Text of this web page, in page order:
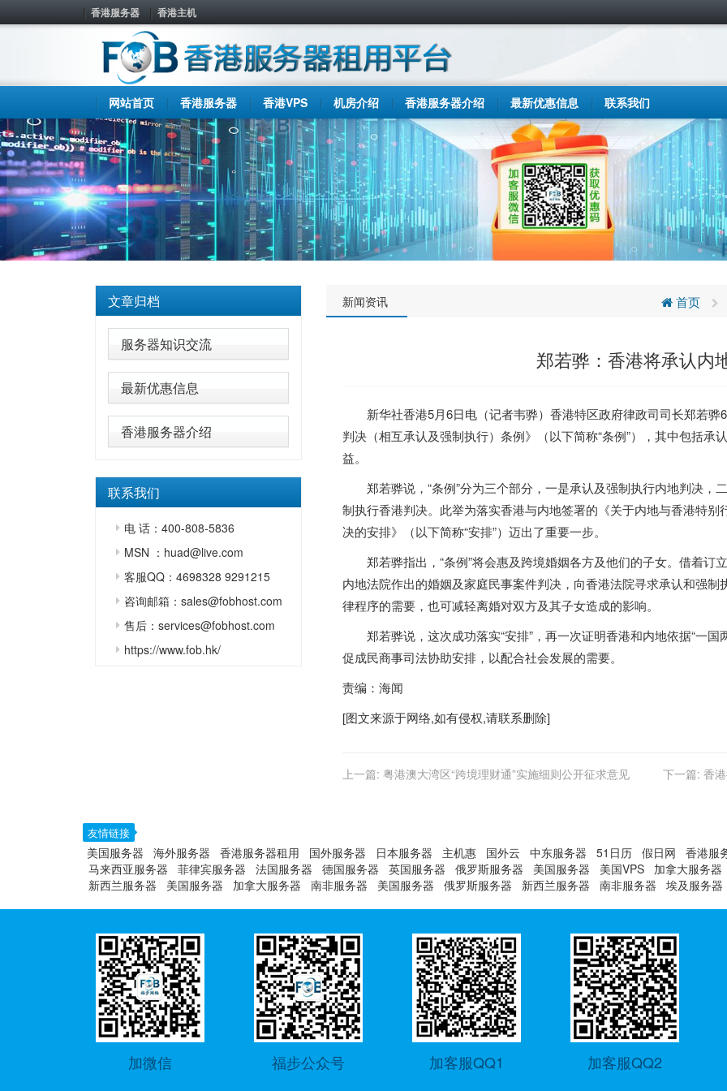
香港服务器 香港主机
网站首页 香港服务器 香港VPS 机房介绍 香港服务器介绍 最新优惠信息 联系我们
文章归档
服务器知识交流
最新优惠信息
香港服务器介绍
联系我们
电 话：400-808-5836
MSN ：huad@live.com
客服QQ：4698328 9291215
咨询邮箱：sales@fobhost.com
售后：services@fobhost.com
https://www.fob.hk/
新闻资讯 首页
郑若骅：香港将承认内
新华社香港5月6日电（记者韦骅） 香港特区政府律政司司长郑若骅
判决（相互承认及强制执行）条例》（以下简称“条例”），其中包括
益。
郑若骅说，“条例”分为三个部分，一是承认及强制执行内地判决，
制执行香港判决。此举为落实香港与内地签署的《关于内地与香港特别
决的安排》（以下简称“安排”）迈出了重要一步。
郑若骅指出，“条例”将会惠及跨境婚姻各方及他们的子女。借着订
内地法院作出的婚姻及家庭民事案件判决，向香港法院寻求承认和强制
律程序的需要，也可减轻离婚对双方及其子女造成的影响。
郑若骅说，这次成功落实“安排”，再一次证明香港和内地依据“一国
促成民商事司法协助安排，以配合社会发展的需要。
责编：海闻
[图文来源于网络,如有侵权,请联系删除]
上一篇: 粤港澳大湾区“跨境理财通”实施细则公开征求意见 下一篇: 香
友情链接
美国服务器 海外服务器 香港服务器租用 国外服务器 日本服务器 主机惠 国外云 中东服务器 51日历 假日网
香港服
马来西亚服务器
菲律宾服务器 法国服务器 德国服务器 英国服务器 俄罗斯服务器 美国服务器 美国VPS
加拿大服务器
新西兰服务器
美国服务器 加拿大服务器 南非服务器 美国服务器 俄罗斯服务器 新西兰服务器 南非服务器 埃及服务器
加微信 福步公众号 加客服QQ1 加客服QQ2